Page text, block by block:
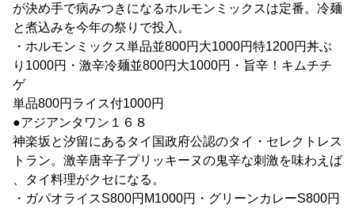
が決め手で病みつきになるホルモンミックスは定番。冷麺
と煮込みを今年の祭りで投入。
・ホルモンミックス単品並800円大1000円特1200円丼ぶ
り1000円・激辛冷麺並800円大1000円・旨辛！キムチチ
ゲ
単品800円ライス付1000円
●アジアンタワン１６８
神楽坂と汐留にあるタイ国政府公認のタイ・セレクトレス
トラン。激辛唐辛子プリッキーヌの鬼辛な刺激を味わえば
、タイ料理がクセになる。
・ガパオライスS800円M1000円・グリーンカレーS800円